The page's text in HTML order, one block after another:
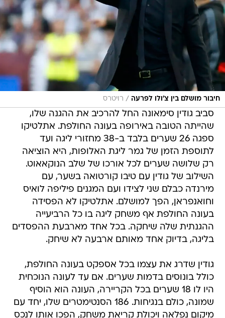
חיבור מושלם בין צ'ולו לפרעה / רויטרס
סביב גודין סימאונה החל להרכיב את ההגנה שלו,
שהייתה הטובה באירופה בעונה החולפת. אתלטיקו
ספגה 26 שערים בלבד ב-38 מחזורי ליגה ועד
לתוספת הזמן של גמר ליגת האלופות, היא הוציאה
רק שלושה שערים לכל אורכו של שלב הנוקאאוט.
השילוב של גודין עם טיבו קורטואה בשער, עם
מירנדה כבלם שני לצידו ועם המגנים פיליפה לואיס
וחואנפראן, הפך למושלם. אתלטיקו לא הפסידה
בעונה החולפת אף משחק ליגה בו כל הרביעייה
ההגנתית שלה שיחקה. בכל אחד מארבעת ההפסדים
בליגה, בדיוק אחד מאותם ארבעה לא שיחק.
גודין שדרג את עצמו בכל אספקט בעונה החולפת,
כולל בונוסים בדמות שערים. אם עד לעונה הנוכחית
היו לו 18 שערים בכל הקריירה, העונה הוא הוסיף
שמונה, כולם בנגיחות. 186 הסנטימטרים שלו, יחד עם
מיקום נפלאה ויכולת קריאת משחק, הפכו אותו לנכס